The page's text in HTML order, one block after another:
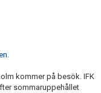
kommer på besök. IFK
sommaruppehållet